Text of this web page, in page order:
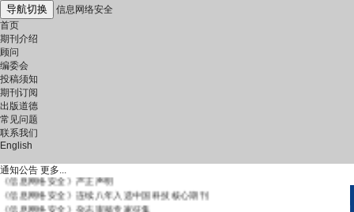
导航切换
信息网络安全
首页
期刊介绍
顾问
编委会
投稿须知
期刊订阅
出版道德
常见问题
联系我们
English
通知公告 更多...
《信息网络安全》严正声明
《信息网络安全》连续八年入选中国科技核心期刊
《信息网络安全》杂志审稿专家征集